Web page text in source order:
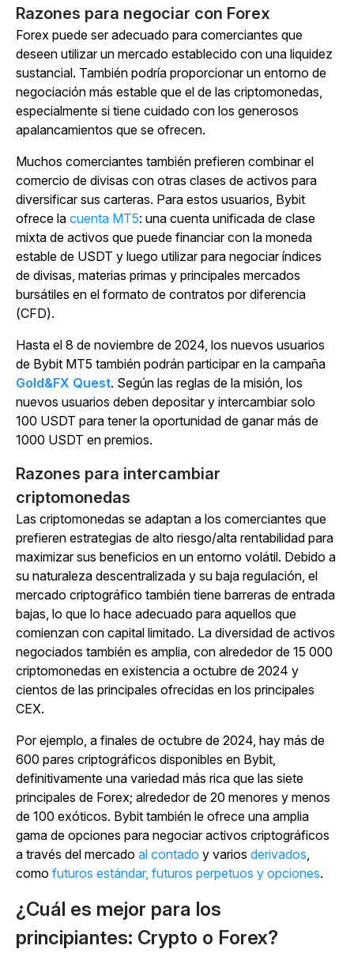
Razones para negociar con Forex
Forex puede ser adecuado para comerciantes que
deseen utilizar un mercado establecido con una liquidez
sustancial. También podría proporcionar un entorno de
negociación más estable que el de las criptomonedas,
especialmente si tiene cuidado con los generosos
apalancamientos que se ofrecen.
Muchos comerciantes también prefieren combinar el
comercio de divisas con otras clases de activos para
diversificar sus carteras. Para estos usuarios, Bybit
ofrece la cuenta MT5: una cuenta unificada de clase
mixta de activos que puede financiar con la moneda
estable de USDT y luego utilizar para negociar índices
de divisas, materias primas y principales mercados
bursátiles en el formato de contratos por diferencia
(CFD).
Hasta el 8 de noviembre de 2024, los nuevos usuarios
de Bybit MT5 también podrán participar en la campaña
Gold&FX Quest. Según las reglas de la misión, los
nuevos usuarios deben depositar y intercambiar solo
100 USDT para tener la oportunidad de ganar más de
1000 USDT en premios.
Razones para intercambiar
criptomonedas
Las criptomonedas se adaptan a los comerciantes que
prefieren estrategias de alto riesgo/alta rentabilidad para
maximizar sus beneficios en un entorno volátil. Debido a
su naturaleza descentralizada y su baja regulación, el
mercado criptográfico también tiene barreras de entrada
bajas, lo que lo hace adecuado para aquellos que
comienzan con capital limitado. La diversidad de activos
negociados también es amplia, con alrededor de 15 000
criptomonedas en existencia a octubre de 2024 y
cientos de las principales ofrecidas en los principales
CEX.
Por ejemplo, a finales de octubre de 2024, hay más de
600 pares criptográficos disponibles en Bybit,
definitivamente una variedad más rica que las siete
principales de Forex; alrededor de 20 menores y menos
de 100 exóticos. Bybit también le ofrece una amplia
gama de opciones para negociar activos criptográficos
a través del mercado al contado y varios derivados,
como futuros estándar, futuros perpetuos y opciones.
¿Cuál es mejor para los
principiantes: Crypto o Forex?